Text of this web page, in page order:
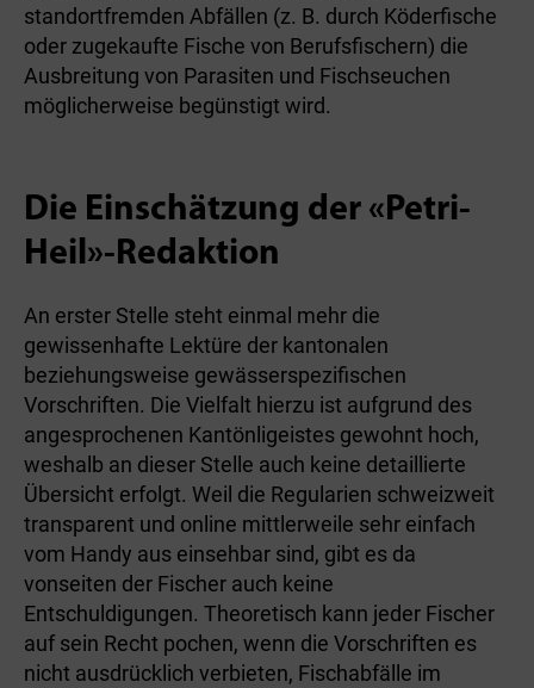
standortfremden Abfällen (z. B. durch Köderfische
oder zugekaufte Fische von Berufsfischern) die
Ausbreitung von Parasiten und Fischseuchen
möglicherweise begünstigt wird.
Die Einschätzung der «Petri-
Heil»-Redaktion
An erster Stelle steht einmal mehr die
gewissenhafte Lektüre der kantonalen
beziehungsweise gewässerspezifischen
Vorschriften. Die Vielfalt hierzu ist aufgrund des
angesprochenen Kantönligeistes gewohnt hoch,
weshalb an dieser Stelle auch keine detaillierte
Übersicht erfolgt. Weil die Regularien schweizweit
transparent und online mittlerweile sehr einfach
vom Handy aus einsehbar sind, gibt es da
vonseiten der Fischer auch keine
Entschuldigungen. Theoretisch kann jeder Fischer
auf sein Recht pochen, wenn die Vorschriften es
nicht ausdrücklich verbieten, Fischabfälle im